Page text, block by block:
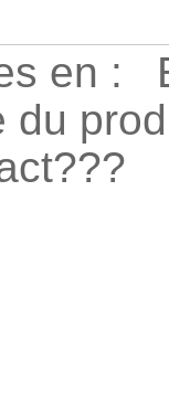
en :
du